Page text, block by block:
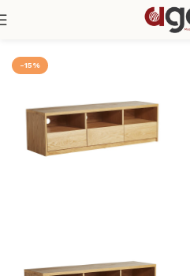
Kệ Tivi
-15%